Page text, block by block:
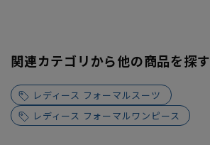
関連カテゴリから他の商品を探す
レディース フォーマルスーツ
レディース フォーマルワンピース